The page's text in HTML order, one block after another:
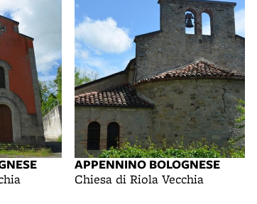
APPENNINO BOLOGNESE
Chiesa di Riola Vecchia